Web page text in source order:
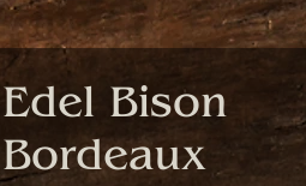
Edel Bison
Bordeaux